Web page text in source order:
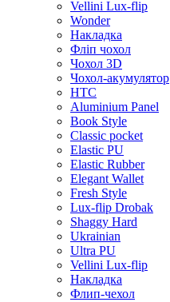
Vellini Lux-flip
Wonder
Накладка
Фліп чохол
Чохол 3D
Чохол-акумулятор
HTC
Aluminium Panel
Book Style
Classic pocket
Elastic PU
Elastic Rubber
Elegant Wallet
Fresh Style
Lux-flip Drobak
Shaggy Hard
Ukrainian
Ultra PU
Vellini Lux-flip
Накладка
Флип-чехол